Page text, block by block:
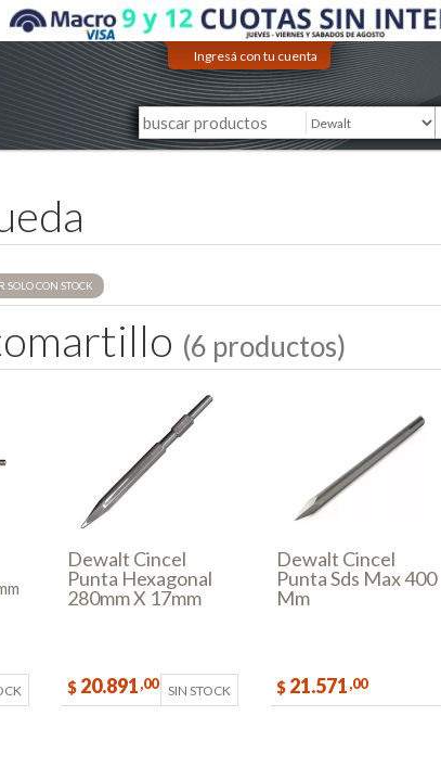
Ingresá con tu cuenta
SOLO CON STOCK
omartillo (6 productos)
Dewalt Cincel
Punta Hexagonal
280mm X 17mm
$ 20.891 ,00 SIN STOCK
Dewalt Cincel
Punta Sds Max 400
Mm
$ 21.571 ,00